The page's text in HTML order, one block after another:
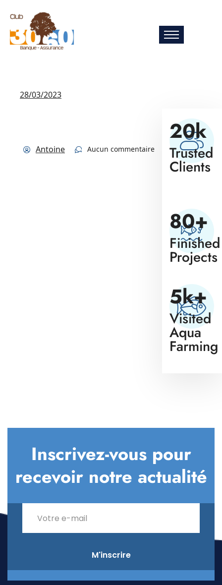
28/03/2023
Antoine Aucun commentaire
20k
Trusted
Clients
80+
Finished
Projects
5k+
Visited
Aqua
Farming
Inscrivez-vous pour
recevoir notre actualité
M'inscrire